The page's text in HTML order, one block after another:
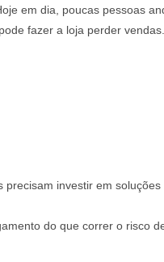
em dia, poucas pessoas
fazer a loja perder vendas.
investir em
do que correr o risco